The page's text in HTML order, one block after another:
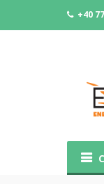
+40